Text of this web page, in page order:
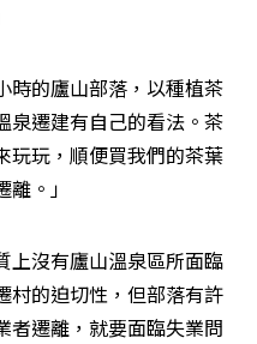
時的廬山部落，以種植茶
泉遷建有自己的看法。茶
玩玩，順便買我們的茶葉
。」
上沒有廬山溫泉區所面臨
村的迫切性，但部落有許
者遷離，就要面臨失業問